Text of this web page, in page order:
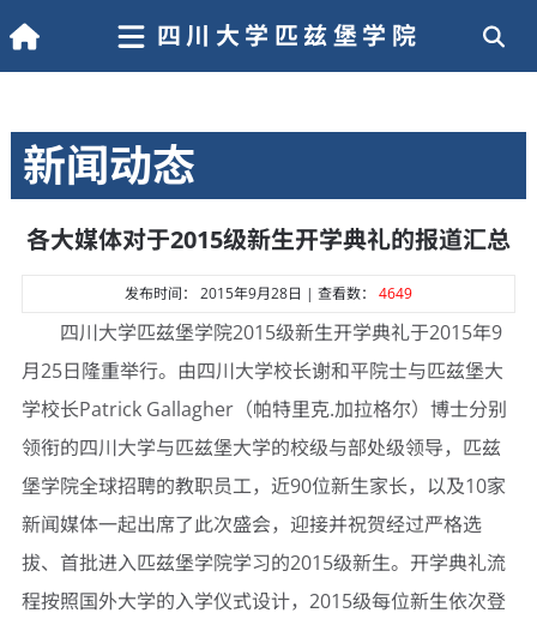
四川大学匹兹堡学院
新闻动态
各大媒体对于2015级新生开学典礼的报道汇总
发布时间： 2015年9月28日 | 查看数： 4649
四川大学匹兹堡学院2015级新生开学典礼于2015年9
月25日隆重举行。由四川大学校长谢和平院士与匹兹堡大
学校长Patrick Gallagher（帕特里克.加拉格尔）博士分别
领衔的四川大学与匹兹堡大学的校级与部处级领导，匹兹
堡学院全球招聘的教职员工，近90位新生家长，以及10家
新闻媒体一起出席了此次盛会，迎接并祝贺经过严格选
拔、首批进入匹兹堡学院学习的2015级新生。开学典礼流
程按照国外大学的入学仪式设计，2015级每位新生依次登